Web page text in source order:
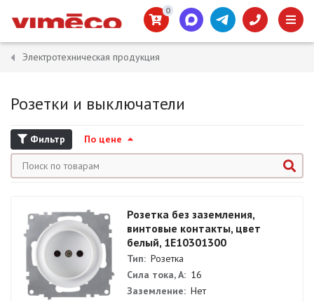
0
Электротехническая продукция
Розетки и выключатели
Фильтр По цене
Розетка без заземления,
винтовые контакты, цвет
белый, 1E10301300
Тип: Розетка
Сила тока, А: 16
Заземление: Нет